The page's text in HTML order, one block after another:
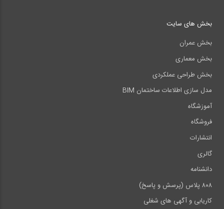
بخش های سایت
بخش عمران
بخش معماری
بخش طراحی عملکردی
مدل سازی اطلاعات ساختمان BIM
آموزشگاه
فروشگاه
انتشارات
گالری
دانشنامه
۸۰۸ پلاس (پرسش و پاسخ)
کاریابی و آگهی های شغلی